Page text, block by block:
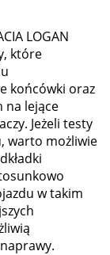
LOGAN
które
końcówki oraz
na lejące
Jeżeli testy
warto możliwie
w takim